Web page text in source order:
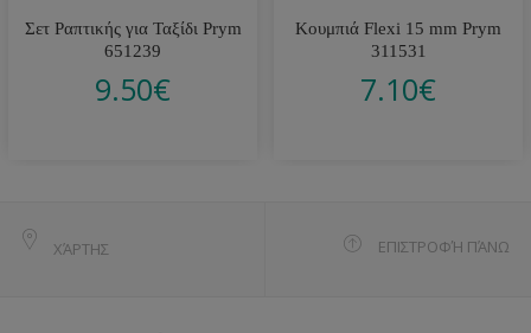
Σετ Ραπτικής για Ταξίδι Prym
651239
9.50€
Κουμπιά Flexi 15 mm Prym
311531
7.10€
ΧΆΡΤΗΣ ΕΠΙΣΤΡΟΦΉ ΠΆΝΩ